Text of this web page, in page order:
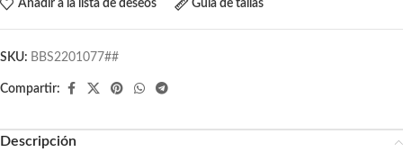
Añadir a la lista de deseos Guía de tallas
SKU: BBS2201077##
Compartir:
Descripción